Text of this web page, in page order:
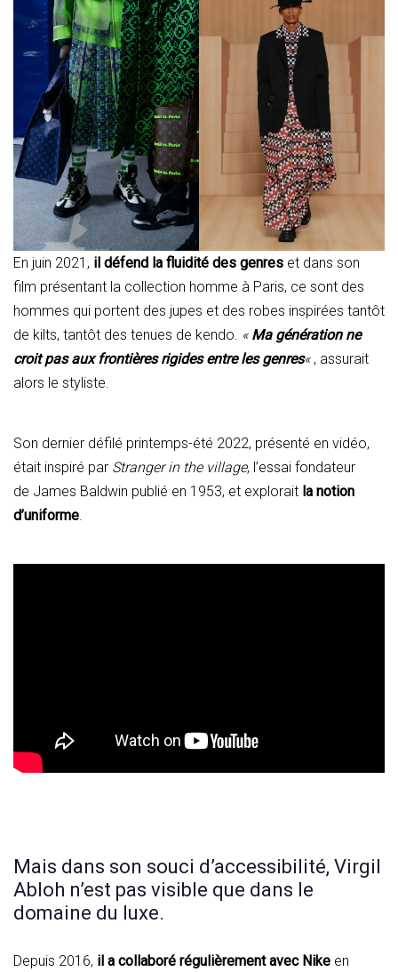
En juin 2021, il défend la fluidité des genres et dans son
film présentant la collection homme à Paris, ce sont des
hommes qui portent des jupes et des robes inspirées tantôt
de kilts, tantôt des tenues de kendo. « Ma génération ne
croit pas aux frontières rigides entre les genres« , assurait
alors le styliste.
Son dernier défilé printemps-été 2022, présenté en vidéo,
était inspiré par Stranger in the village, l’essai fondateur
de James Baldwin publié en 1953, et explorait la notion
d’uniforme.
Mais dans son souci d’accessibilité, Virgil
Abloh n’est pas visible que dans le
domaine du luxe.
Depuis 2016, il a collaboré régulièrement avec Nike en